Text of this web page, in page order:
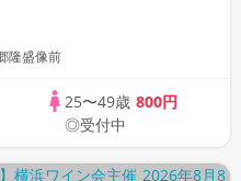
隆盛像前
25〜49歳 800円
◎受付中